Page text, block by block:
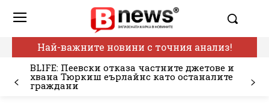
Най-важните новини с точния анализ!
BLIFE: Пеевски отказа частните джетове и
хвана Тюркиш еърлайнс като останалите
граждани